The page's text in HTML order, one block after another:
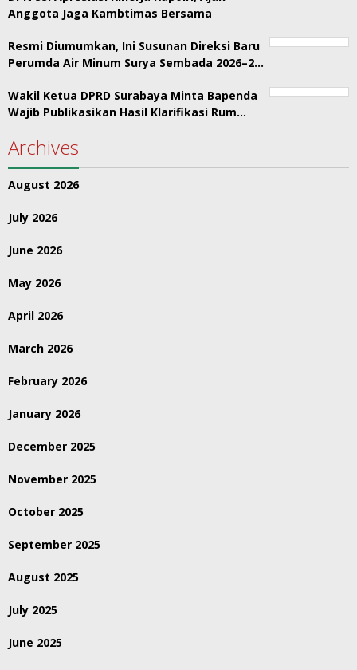
Anggota Jaga Kambtimas Bersama
Resmi Diumumkan, Ini Susunan Direksi Baru
Perumda Air Minum Surya Sembada 2026–2…
Wakil Ketua DPRD Surabaya Minta Bapenda
Wajib Publikasikan Hasil Klarifikasi Rum…
Archives
August 2026
July 2026
June 2026
May 2026
April 2026
March 2026
February 2026
January 2026
December 2025
November 2025
October 2025
September 2025
August 2025
July 2025
June 2025